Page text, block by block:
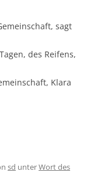
sagt
des Rei­fens,
Kla­ra
sd unterWort des